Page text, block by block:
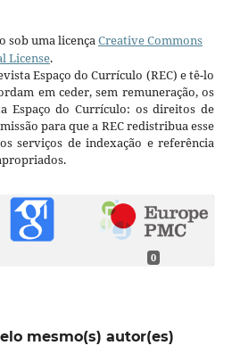
sob uma licençaCreative Commons
License.
Espaço do Currículo (REC) e tê-lo
em ceder, sem remuneração, os
Espaço do Currículo: os direitos de
para que a REC redistribua esse
serviços de indexação e referência
0
mesmo(s) autor(es)